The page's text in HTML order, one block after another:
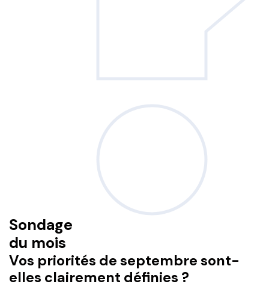
Sondage
du mois
Vos priorités de septembre sont-
elles clairement définies ?